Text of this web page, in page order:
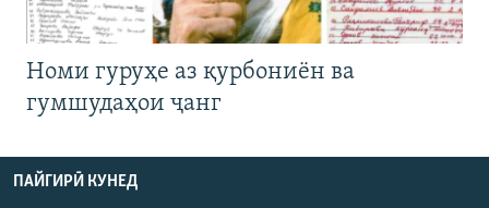
Номи гуруҳе аз қурбониён ва
гумшудаҳои ҷанг
ПАЙГИРӢ КУНЕД